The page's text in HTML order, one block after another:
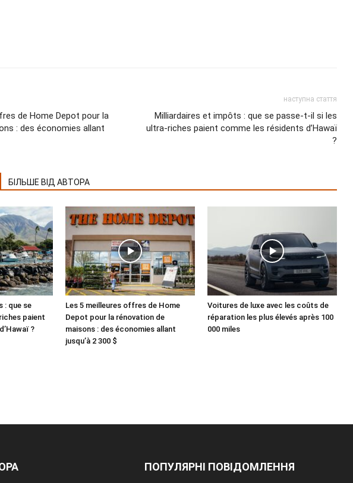
de Home Depot pour la
: des économies allant
наступна стаття
Milliardaires et impôts : que se passe-t-il si les
ultra-riches paient comme les résidents d’Hawaï
?
БІЛЬШЕ ВІД АВТОРА
: que se
paient
?
Les 5 meilleures offres de Home
Depot pour la rénovation de
maisons : des économies allant
jusqu’à 2 300 $
Voitures de luxe avec les coûts de
réparation les plus élevés après 100
000 miles
ПОПУЛЯРНІ ПОВІДОМЛЕННЯ